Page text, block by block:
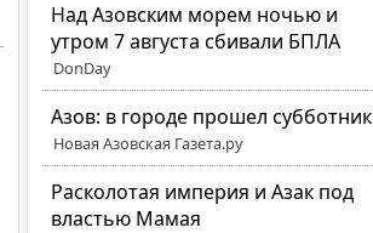
Над Азовским морем ночью и
утром 7 августа сбивали БПЛА
DonDay
Азов: в городе прошел субботник
Новая Азовская Газета.ру
Расколотая империя и Азак под
властью Мамая